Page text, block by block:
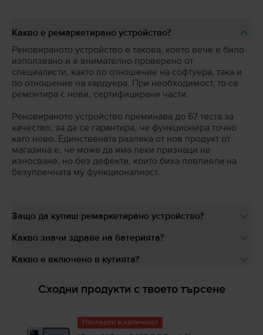
Какво е ремаркетирано устройство?
Реновираното устройство е такова, което вече е било
използвано и е внимателно проверено от
специалисти, както по отношение на софтуера, така и
по отношение на хардуера. При необходимост, то се
ремонтира с нови, сертифицирани части.
Реновираното устройство преминава до 67 теста за
качество, за да се гарантира, че функционира точно
като ново. Единствената разлика от нов продукт от
магазина е, че може да има леки признаци на
износване, но без дефекти, които биха повлияли на
безупречната му функционалност.
Защо да купиш ремаркетирано устройство?
Какво значи здраве на батерията?
Какво е включено в кутията?
Сходни продукти с твоето търсене
Последен в наличност